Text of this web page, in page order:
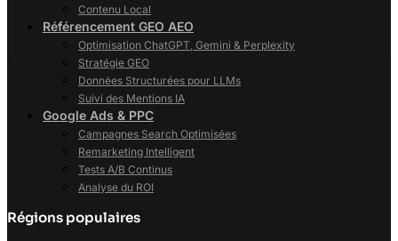
Contenu Local
Référencement GEO AEO
Optimisation ChatGPT, Gemini & Perplexity
Stratégie GEO
Données Structurées pour LLMs
Suivi des Mentions IA
Google Ads & PPC
Campagnes Search Optimisées
Remarketing Intelligent
Tests A/B Continus
Analyse du ROI
Régions populaires